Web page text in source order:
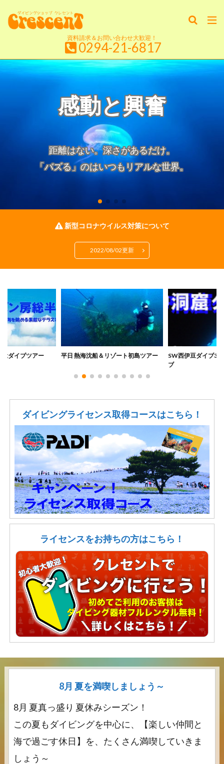
資料請求＆お問い合わせ大歓迎！
0294-21-6817
新型コロナウイルス対策について
2022/08/02更新
日 熱海沈船＆リゾート初島ツアー
SW西伊豆ダイブ3日間 水中洞窟ダイ
リ
ダイビングライセンス取得コースはこちら！
ライセンスをお持ちの方はこちら！
8月 夏を満喫しましょう～
8月 夏真っ盛り 夏休みシーズン！
この夏もダイビングを中心に、【楽しい仲間と
海で過ごす休日】を、たくさん満喫していきま
しょう～